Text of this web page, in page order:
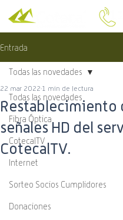
Entrada
Todas las novedades
Fibra Óptica
CotecalTV
Internet
Sorteo Socios Cumplidores
Donaciones
Todas las novedades
Restablecimiento
señales HD del
CotecalTV.
22 mar 2022 1 min de lectura